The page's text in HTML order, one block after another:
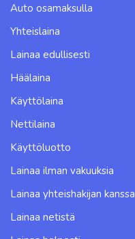
Auto osamaksulla
Yhteislaina
Lainaa edullisesti
Häälaina
Käyttölaina
Nettilaina
Käyttöluotto
Lainaa ilman vakuuksia
Lainaa yhteishakijan kanssa
Lainaa netistä